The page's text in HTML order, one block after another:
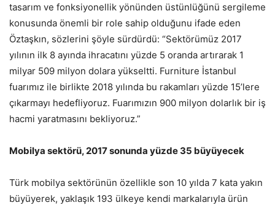
tasarım ve fonksiyonellik yönünden üstünlüğünü sergileme
konusunda önemli bir role sahip olduğunu ifade eden
Öztaşkın, sözlerini şöyle sürdürdü: “Sektörümüz 2017
yılının ilk 8 ayında ihracatını yüzde 5 oranda artırarak 1
milyar 509 milyon dolara yükseltti. Furniture İstanbul
fuarımız ile birlikte 2018 yılında bu rakamları yüzde 15’lere
çıkarmayı hedefliyoruz. Fuarımızın 900 milyon dolarlık bir iş
hacmi yaratmasını bekliyoruz.”
Mobilya sektörü, 2017 sonunda yüzde 35 büyüyecek
Türk mobilya sektörünün özellikle son 10 yılda 7 kata yakın
büyüyerek, yaklaşık 193 ülkeye kendi markalarıyla ürün